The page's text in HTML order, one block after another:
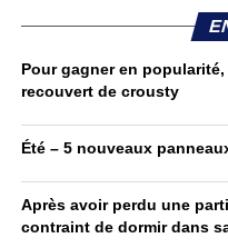
Pour gagner en
recouvert de crousty
Été – 5 nouveaux
Après avoir perdu une
contraint de dormir dans